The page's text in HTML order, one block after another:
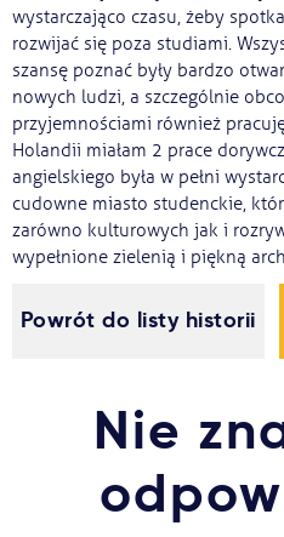
wystarczająco czasu, żeby
rozwijać się poza studiami.
szansę poznać były bardzo
nowych ludzi, a szczególnie
przyjemnościami również
Holandii miałam 2 prace
angielskiego była w pełni
cudowne miasto studenckie,
zarówno kulturowych jak i
wypełnione zielenią i piękną
Powrót do listy historii
Nie